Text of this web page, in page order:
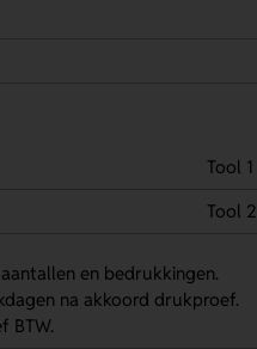
Tool 1
Tool 2
en bedrukkingen.
na akkoord drukproef.
BTW.